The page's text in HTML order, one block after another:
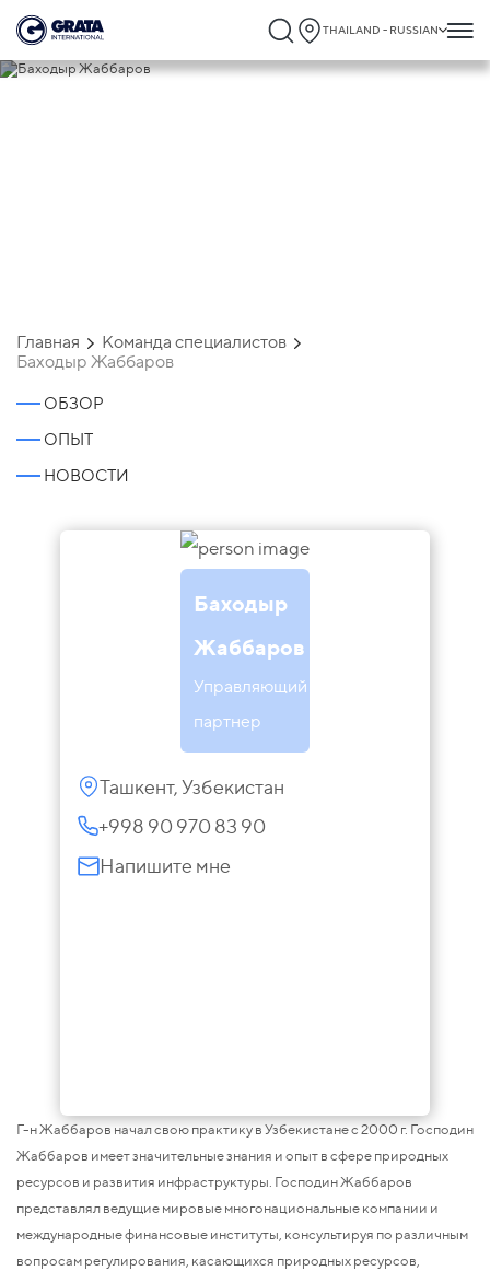
THAILAND - RUSSIAN
Главная
Команда специалистов
Баходыр Жаббаров
ОБЗОР
ОПЫТ
НОВОСТИ
Баходыр
Жаббаров
Управляющий
партнер
Ташкент, Узбекистан
+998 90 970 83 90
Напишите мне
Г-н Жаббаров начал свою практику в Узбекистане с 2000 г. Господин
Жаббаров имеет значительные знания и опыт в сфере природных
ресурсов и развития инфраструктуры. Господин Жаббаров
представлял ведущие мировые многонациональные компании и
международные финансовые институты, консультируя по различным
вопросам регулирования, касающихся природных ресурсов,